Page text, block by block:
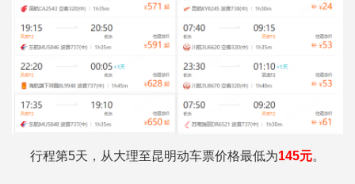
行程第5天，从大理至昆明动车票价格最低为145元。